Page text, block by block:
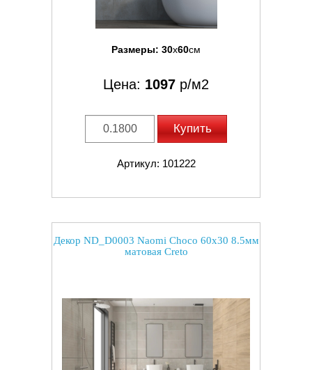
Размеры: 30x60см
Цена: 1097 р/м2
Купить
Артикул: 101222
Декор ND_D0003 Naomi Choco 60x30 8.5мм
матовая Creto